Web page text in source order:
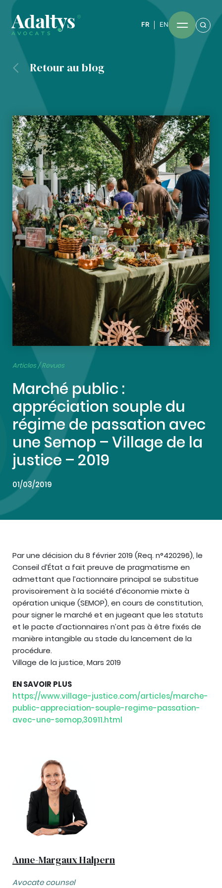
FR EN
Retour au blog
Articles / Revues
Marché public :
appréciation souple du
régime de passation avec
une Semop – Village de la
justice – 2019
01/03/2019
Par une décision du 8 février 2019 (Req. n°420296), le
Conseil d’État a fait preuve de pragmatisme en
admettant que l’actionnaire principal se substitue
provisoirement à la société d’économie mixte à
opération unique (SEMOP), en cours de constitution,
pour signer le marché et en jugeant que les statuts
et le pacte d’actionnaires n’ont pas à être fixés de
manière intangible au stade du lancement de la
procédure.
Village de la justice, Mars 2019
EN SAVOIR PLUS
https://www.village-justice.com/articles/marche-
public-appreciation-souple-regime-passation-
avec-une-semop,30911.html
Anne-Margaux Halpern
Avocate counsel